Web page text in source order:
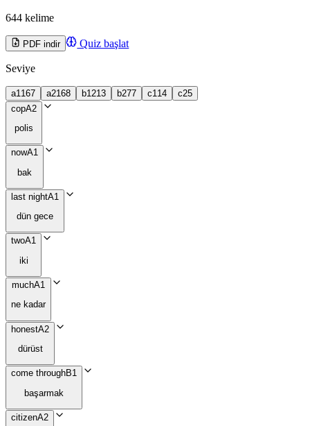
644 kelime
PDF indir Quiz başlat
Seviye
a1 167 a2168 b1 213 b277 c1 14 c25
copA2
polis
nowA1
bak
last nightA1
dün gece
twoA1
iki
muchA1
ne kadar
honestA2
dürüst
come throughB1
başarmak
citizenA2